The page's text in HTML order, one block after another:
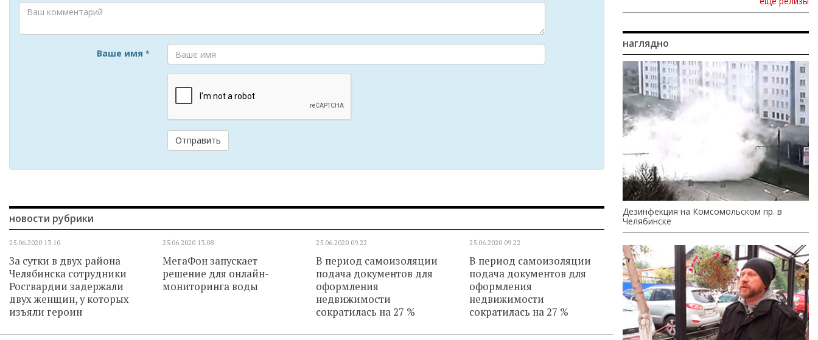
Ваше имя *
Отправить
новости рубрики
25.06.2020 13.10
За сутки в двух района
Челябинска сотрудники
Росгвардии задержали
двух женщин, у которых
изъяли героин
25.06.2020 13.08
МегаФон запускает
решение для онлайн-
мониторинга воды
25.06.2020 09.22
В период самоизоляции
подача документов для
оформления
недвижимости
сократилась на 27 %
25.06.2020 09.22
В период самоизоляции
подача документов для
оформления
недвижимости
сократилась на 27 %
наглядно
Дезинфекция на Комсомольском пр. в
Челябинске